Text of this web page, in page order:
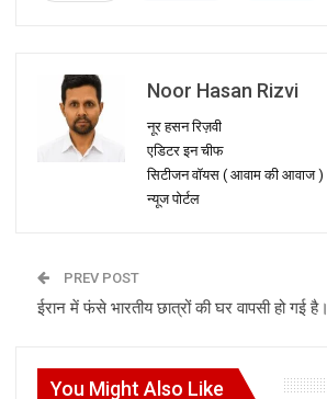
Noor Hasan Rizvi
नूर हसन रिज़वी
एडिटर इन चीफ
सिटीजन वॉयस ( आवाम की आवाज )
न्यूज पोर्टल
PREV POST
ईरान में फंसे भारतीय छात्रों की घर वापसी हो गई है।
You Might Also Like